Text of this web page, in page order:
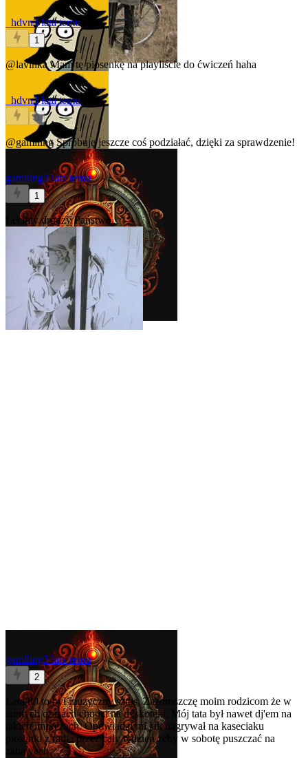
_hdvn3 lata temu
1
@lavinkaMam tę piosenkę na playliście do ćwiczeń haha
_hdvn3 lata temu
0
@gamllingSpróbuję jeszcze coś podziałać, dzięki za sprawdzenie!
gamlling3 lata temu
1
Lecimy drodzy Państwo
gamlling3 lata temu
2
Lata 80 to był muzyczny sztos. Zazdroszczę moim rodzicom że w
tamtych czasach chodzi na dyskoteki. Mój tata był nawet dj'em na
takich imprezach. Opowiadał mi jak nagrywał na kaseciaku
piosenki z radia przez cały tydzień żeby w sobotę puszczać na
zabawach.